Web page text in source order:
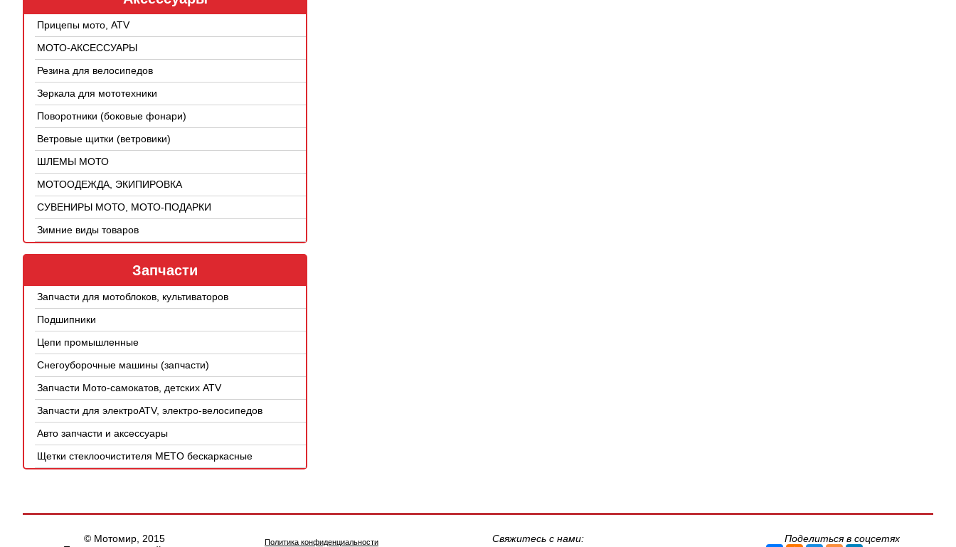
Прицепы мото, ATV
МОТО-АКСЕССУАРЫ
Резина для велосипедов
Зеркала для мототехники
Поворотники (боковые фонари)
Ветровые щитки (ветровики)
ШЛЕМЫ МОТО
МОТООДЕЖДА, ЭКИПИРОВКА
СУВЕНИРЫ МОТО, МОТО-ПОДАРКИ
Зимние виды товаров
Запчасти
Запчасти для мотоблоков, культиваторов
Подшипники
Цепи промышленные
Снегоуборочные машины (запчасти)
Запчасти Мото-самокатов, детских ATV
Запчасти для электроATV, электро-велосипедов
Авто запчасти и аксессуары
Щетки стеклоочистителя METO бескаркасные
© Мотомир, 2015
Политика конфиденциальности Свяжитесь с нами: Поделиться в соцсетях